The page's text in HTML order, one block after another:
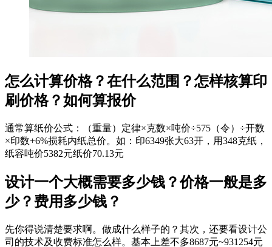
怎么计算价格？在什么范围？怎样核算印
刷价格？如何算报价
通常算纸价公式：（重量）定律×克数×吨价÷575（令）÷开数
×印数+6%损耗内纸总价。如：印6349张大63开，用348克纸，
纸容吨价5382元纸价70.13元
设计一个大概需要多少钱？价格一般是多
少？费用多少钱？
先你得说清楚要求啊。做成什么样子的？其次，还要看设计公
司的技术及收费标准怎么样。基本上差不多8687元~931254元